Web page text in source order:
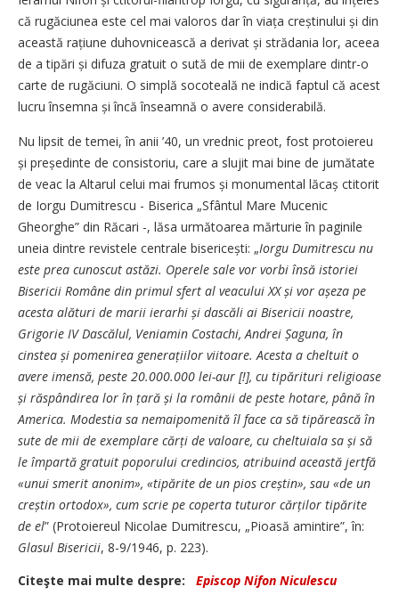
că rugăciunea este cel mai valoros dar în viața creștinului și din
această rațiune duhovnicească a derivat și strădania lor, aceea
de a tipări și difuza gratuit o sută de mii de exemplare dintr-o
carte de rugăciuni. O simplă socoteală ne indică faptul că acest
lucru însemna și încă înseamnă o avere considerabilă.
Nu lipsit de temei, în anii ’40, un vrednic preot, fost protoiereu
și președinte de consistoriu, care a slujit mai bine de jumătate
de veac la Altarul celui mai frumos și monumental lăcaș ctitorit
de Iorgu Dumitrescu - Biserica „Sfân­tul Mare Mucenic
Gheorghe” din Răcari -, lăsa următoarea măr­turie în paginile
uneia dintre revistele centrale biseri­cești: „Iorgu Dumitrescu nu
este prea cunoscut astăzi. Operele sale vor vorbi însă istoriei
Bisericii Române din primul sfert al veacului XX și vor așeza pe
acesta alături de marii ierarhi și dascăli ai Bisericii noastre,
Grigorie IV Dascălul, Veniamin Costachi, Andrei Șaguna, în
cinstea și pomenirea gene­rațiilor viitoare. Acesta a cheltuit o
avere imensă, peste 20.000.000 lei-aur [!], cu tipărituri religioase
și răspândirea lor în țară și la românii de peste hotare, până în
America. Modestia sa nemaipomenită îl face ca să tipărească în
sute de mii de exemplare cărți de valoare, cu cheltuiala sa și să
le împartă gratuit poporului credincios, atribuind această jertfă
«unui smerit anonim», «tipărite de un pios creș­tin», sau «de un
creștin ortodox», cum scrie pe coperta tuturor căr­ților tipărite
de el” (Proto­iereul Nicolae Dumitrescu, „Pioasă amin­tire”, în:
Glasul Bisericii, 8-9/1946, p. 223).
Citeşte mai multe despre:
Episcop Nifon Niculescu